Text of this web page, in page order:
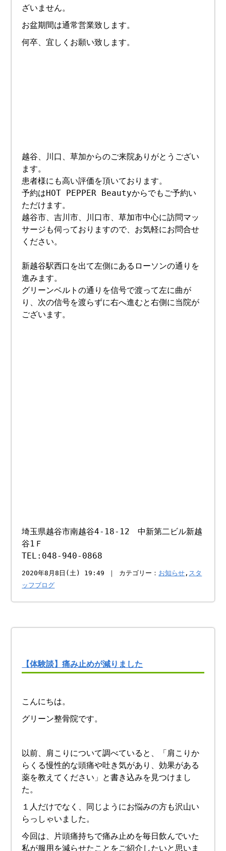
ざいません。
お盆期間は通常営業致します。
何卒、宜しくお願い致します。
越谷、川口、草加からのご来院ありがとうござい
ます。
患者様にも高い評価を頂いております。
予約はHOT PEPPER Beautyからでもご予約い
ただけます。
越谷市、吉川市、川口市、草加市中心に訪問マッ
サージも伺っておりますので、お気軽にお問合せ
ください。
新越谷駅西口を出て左側にあるローソンの通りを
進みます。
グリーンベルトの通りを信号で渡って左に曲が
り、次の信号を渡らずに右へ進むと右側に当院が
ございます。
埼玉県越谷市南越谷4-18-12 中新第二ビル新越
谷1Ｆ
TEL:048-940-0868
2020年8月8日(土) 19:49 ｜ カテゴリー： お知らせ , スタ
ッフブログ
【体験談】痛み止めが減りました
こんにちは。
グリーン整骨院です。
以前、肩こりについて調べていると、「肩こりか
らくる慢性的な頭痛や吐き気があり、効果がある
薬を教えてください」と書き込みを見つけまし
た。
１人だけでなく、同じようにお悩みの方も沢山い
らっしゃいました。
今回は、片頭痛持ちで痛み止めを毎日飲んでいた
私が服用を減らせたことをご紹介したいと思いま